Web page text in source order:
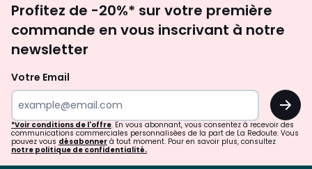
newsletter
Profitez de -20%* sur votre première
commande en vous inscrivant à notre
newsletter
Votre Email
OK
*Voir conditions de l'offre. En vous abonnant, vous consentez à recevoir des
communications commerciales personnalisées de la part de La Redoute. Vous
pouvez vous désabonner à tout moment. Pour en savoir plus, consultez
notre politique de confidentialité.